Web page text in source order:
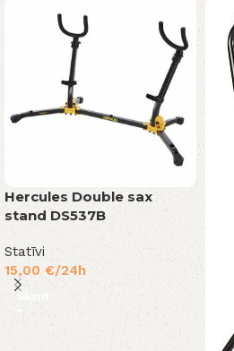
Hercules Double sax
stand DS537B
Statīvi
15,00 €/24h
Skatīt